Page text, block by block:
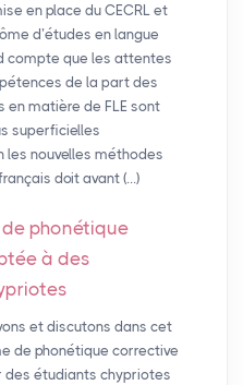
en place du CECRL et
d’études en langue
compte que les attentes
de la part des
matière de FLE sont
superficielles
les nouvelles méthodes
doit avant (…)
phonétique
à des
et discutons dans cet
de phonétique corrective
des étudiants chypriotes